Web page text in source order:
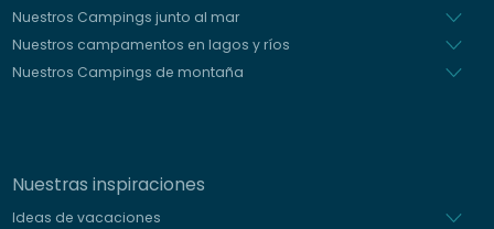
Nuestros Campings junto al mar
Nuestros campamentos en lagos y ríos
Nuestros Campings de montaña
Nuestras inspiraciones
Ideas de vacaciones